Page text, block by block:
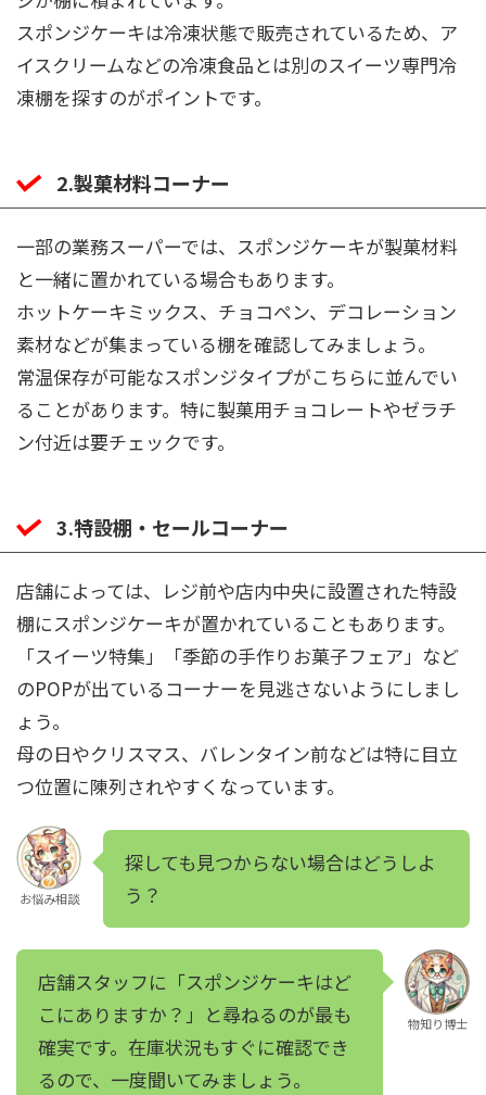
スポンジケーキは冷凍状態で販売されているため、ア
イスクリームなどの冷凍食品とは別のスイーツ専門冷
凍棚を探すのがポイントです。
2.製菓材料コーナー
一部の業務スーパーでは、スポンジケーキが製菓材料
と一緒に置かれている場合もあります。
ホットケーキミックス、チョコペン、デコレーション
素材などが集まっている棚を確認してみましょう。
常温保存が可能なスポンジタイプがこちらに並んでい
ることがあります。特に製菓用チョコレートやゼラチ
ン付近は要チェックです。
3.特設棚・セールコーナー
店舗によっては、レジ前や店内中央に設置された特設
棚にスポンジケーキが置かれていることもあります。
「スイーツ特集」「季節の手作りお菓子フェア」など
のPOPが出ているコーナーを見逃さないようにしまし
ょう。
母の日やクリスマス、バレンタイン前などは特に目立
つ位置に陳列されやすくなっています。
お悩み相談
探しても見つからない場合はどうしよ
う？
店舗スタッフに「スポンジケーキはど
こにありますか？」と尋ねるのが最も
確実です。在庫状況もすぐに確認でき
るので、一度聞いてみましょう。
物知り博士